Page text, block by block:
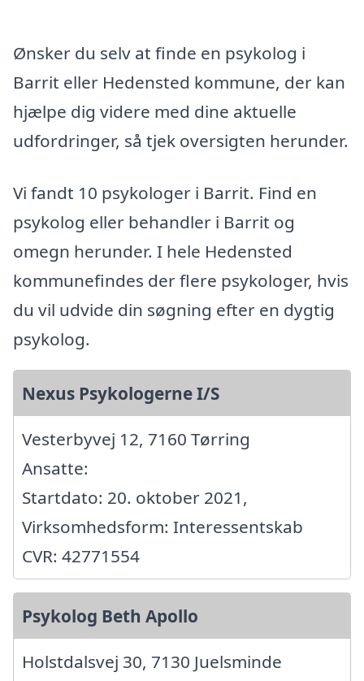
Ønsker du selv at finde en psykolog i
Barrit eller Hedensted kommune, der kan
hjælpe dig videre med dine aktuelle
udfordringer, så tjek oversigten herunder.
Vi fandt 10 psykologer i Barrit. Find en
psykolog eller behandler i Barrit og
omegn herunder. I hele Hedensted
kommunefindes der flere psykologer, hvis
du vil udvide din søgning efter en dygtig
psykolog.
Nexus Psykologerne I/S
Vesterbyvej 12, 7160 Tørring
Ansatte:
Startdato: 20. oktober 2021,
Virksomhedsform: Interessentskab
CVR: 42771554
Psykolog Beth Apollo
Holstdalsvej 30, 7130 Juelsminde